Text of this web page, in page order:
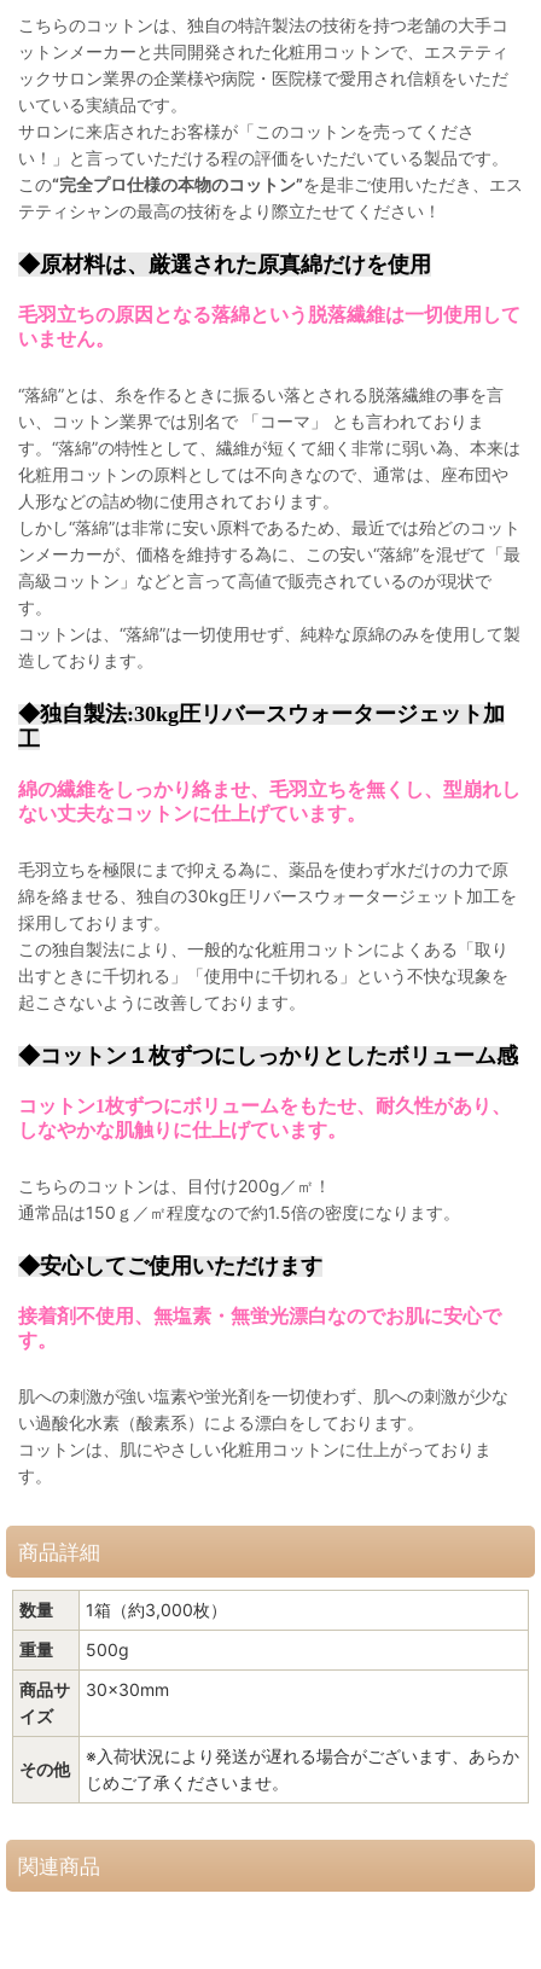
こちらのコットンは、独自の特許製法の技術を持つ老舗の大手コ
ットンメーカーと共同開発された化粧用コットンで、エステティ
ックサロン業界の企業様や病院・医院様で愛用され信頼をいただ
いている実績品です。
サロンに来店されたお客様が「このコットンを売ってくださ
い！」と言っていただける程の評価をいただいている製品です。
この“完全プロ仕様の本物のコットン”を是非ご使用いただき、エス
テティシャンの最高の技術をより際立たせてください！
◆原材料は、厳選された原真綿だけを使用
毛羽立ちの原因となる落綿という脱落繊維は一切使用して
いません。
“落綿”とは、糸を作るときに振るい落とされる脱落繊維の事を言
い、コットン業界では別名で 「コーマ」 とも言われておりま
す。“落綿”の特性として、繊維が短くて細く非常に弱い為、本来は
化粧用コットンの原料としては不向きなので、通常は、座布団や
人形などの詰め物に使用されております。
しかし“落綿”は非常に安い原料であるため、最近では殆どのコット
ンメーカーが、価格を維持する為に、この安い“落綿”を混ぜて「最
高級コットン」などと言って高値で販売されているのが現状で
す。
コットンは、“落綿”は一切使用せず、純粋な原綿のみを使用して製
造しております。
◆独自製法:30kg圧リバースウォータージェット加
工
綿の繊維をしっかり絡ませ、毛羽立ちを無くし、型崩れし
ない丈夫なコットンに仕上げています。
毛羽立ちを極限にまで抑える為に、薬品を使わず水だけの力で原
綿を絡ませる、独自の30kg圧リバースウォータージェット加工を
採用しております。
この独自製法により、一般的な化粧用コットンによくある「取り
出すときに千切れる」「使用中に千切れる」という不快な現象を
起こさないように改善しております。
◆コットン１枚ずつにしっかりとしたボリューム感
コットン1枚ずつにボリュームをもたせ、耐久性があり、
しなやかな肌触りに仕上げています。
こちらのコットンは、目付け200g／㎡！
通常品は150ｇ／㎡程度なので約1.5倍の密度になります。
◆安心してご使用いただけます
接着剤不使用、無塩素・無蛍光漂白なのでお肌に安心で
す。
肌への刺激が強い塩素や蛍光剤を一切使わず、肌への刺激が少な
い過酸化水素（酸素系）による漂白をしております。
コットンは、肌にやさしい化粧用コットンに仕上がっておりま
す。
商品詳細
数量
1箱（約3,000枚）
重量
500g
商品サ
イズ
30×30mm
その他
※入荷状況により発送が遅れる場合がございます、あらか
じめご了承くださいませ。
関連商品